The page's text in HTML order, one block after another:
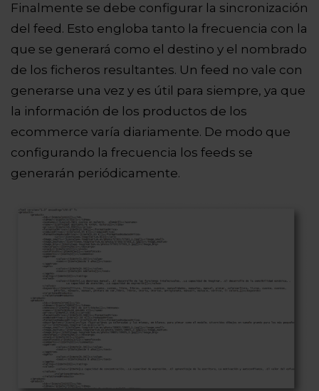
Finalmente se debe configurar la sincronización
del feed. Esto engloba tanto la frecuencia con la
que se generará como el destino y el nombrado
de los ficheros resultantes. Un feed no vale con
generarse una vez y es útil para siempre, ya que
la información de los productos de los
ecommerce varía diariamente. De modo que
configurando la frecuencia los feeds se
generarán periódicamente.